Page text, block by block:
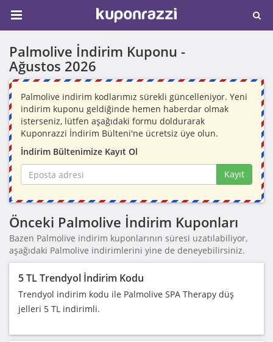
Palmolive İndirim Kuponu -
Ağustos 2026
Palmolive indirim kodlarımız sürekli güncelleniyor. Yeni
indirim kuponu geldiğinde hemen haberdar olmak
isterseniz, lütfen aşağıdaki formu doldurarak
Kuponrazzi İndirim Bülteni'ne ücretsiz üye olun.
İndirim Bültenimize Kayıt Ol
Kayıt
Önceki Palmolive İndirim Kuponları
Bazen Palmolive indirim kuponlarının süresi uzatılabiliyor,
aşağıdaki Palmolive indirimlerini yine de deneyebilirsiniz.
5 TL Trendyol İndirim Kodu
Trendyol indirim kodu ile Palmolive SPA Therapy düş
jelleri 5 TL indirimli.